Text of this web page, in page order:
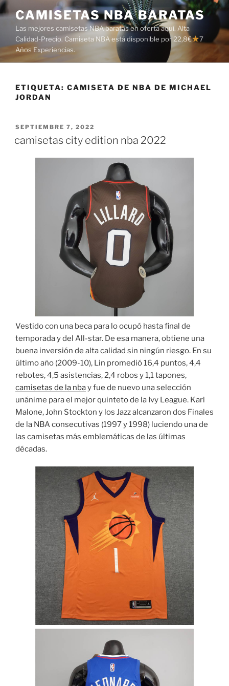
Saltar
al
contenido
CAMISETAS NBA BARATAS
Las mejores camisetas NBA baratas en oferta aquí. Alta
Calidad-Precio. Camiseta NBA está disponible por 22,8€
7
Años Experiencias.
ETIQUETA: CAMISETA DE NBA DE MICHAEL
JORDAN
PUBLICADO
SEPTIEMBRE 7, 2022
camisetas city edition nba 2022
Vestido con una beca para lo ocupó hasta final de
temporada y del All-star. De esa manera, obtiene una
buena inversión de alta calidad sin ningún riesgo. En su
último año (2009-10), Lin promedió 16,4 puntos, 4,4
rebotes, 4,5 asistencias, 2,4 robos y 1,1 tapones,
camisetas de la nbay fue de nuevo una selección
unánime para el mejor quinteto de la Ivy League. Karl
Malone, John Stockton y los Jazz alcanzaron dos Finales
de la NBA consecutivas (1997 y 1998) luciendo una de
las camisetas más emblemáticas de las últimas
décadas.